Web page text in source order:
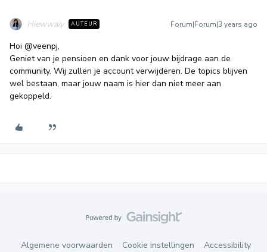
Hiewwaiy AUTEUR Forum|Forum|3 years ago
Hoi @veenpj,
Geniet van je pensioen en dank voor jouw bijdrage aan de
community. Wij zullen je account verwijderen. De topics blijven
wel bestaan, maar jouw naam is hier dan niet meer aan
gekoppeld.
Algemene voorwaarden Cookie instellingen Accessibility